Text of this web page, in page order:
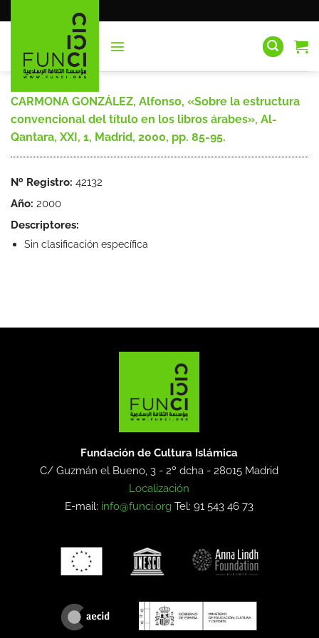
al
CARMONA GONZÁLEZ, Alfonso, «Sobre la estructura
convencional del título en los libros árabes», Al-
Qantara, XXI, 1, Madrid, 2000, pp. 85-95.
Nº Registro: 42132
Año: 2000
Descriptores:
Sin clasificación específica
Fundación de Cultura Islámica
C/ Guzmán el Bueno, 3 - 2º dcha -28015 Madrid
Localización
E-mail: info@funci.org Tel: 91 543 46 73